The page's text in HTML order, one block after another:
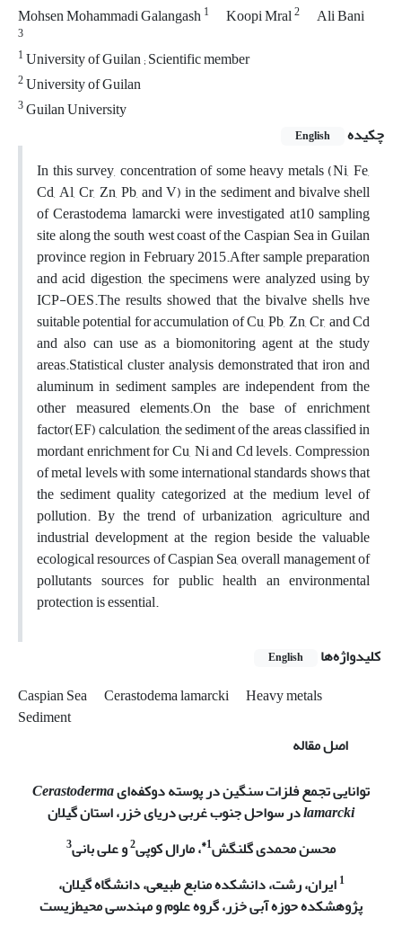
Mohsen Mohammadi Galangash1 Koopi Mral2 Ali Bani
3
1University of Guilan ; Scientific member
2University of Guilan
3Guilan University
چکیده
English
In this survey, concentration of some heavy metals (Ni, Fe,
Cd, Al, Cr, Zn, Pb, and V) in the sediment and bivalve shell
of Cerastodema lamarcki were investigated at10 sampling
site along the south west coast of the Caspian Sea in Guilan
province region in February 2015.After sample preparation
and acid digestion, the specimens were analyzed using by
ICP-OES.The results showed that the bivalve shells hve
suitable potential for accumulation of Cu, Pb, Zn, Cr, and Cd
and also can use as a biomonitoring agent at the study
areas.Statistical cluster analysis demonstrated that iron and
aluminum in sediment samples are independent from the
other measured elements.On the base of enrichment
factor(EF) calculation, the sediment of the areas classified in
mordant enrichment for Cu, Ni and Cd levels. Compression
of metal levels with some international standards shows that
the sediment quality categorized at the medium level of
pollution. By the trend of urbanization, agriculture and
industrial development at the region beside the valuable
ecological resources of Caspian Sea, overall management of
pollutants sources for public health an environmental
protection is essential.
کلیدواژه‌ها
English
Caspian Sea Cerastodema lamarcki
Heavy metals
Sediment
اصل مقاله
توانایی تجمع فلزات سنگین در پوسته دوکفه‌ایCerastoderma
lamarckiدر سواحل جنوب غربی دریای خزر، استان گیلان
محسن محمدی گلنگش1* ، مارال کوپی2و علی بانی3
1ایران، رشت، دانشکده منابع طبیعی، دانشگاه گیلان،
پژوهشکده حوزه آبی خزر، گروه علوم و مهندسی محیط‌زیست